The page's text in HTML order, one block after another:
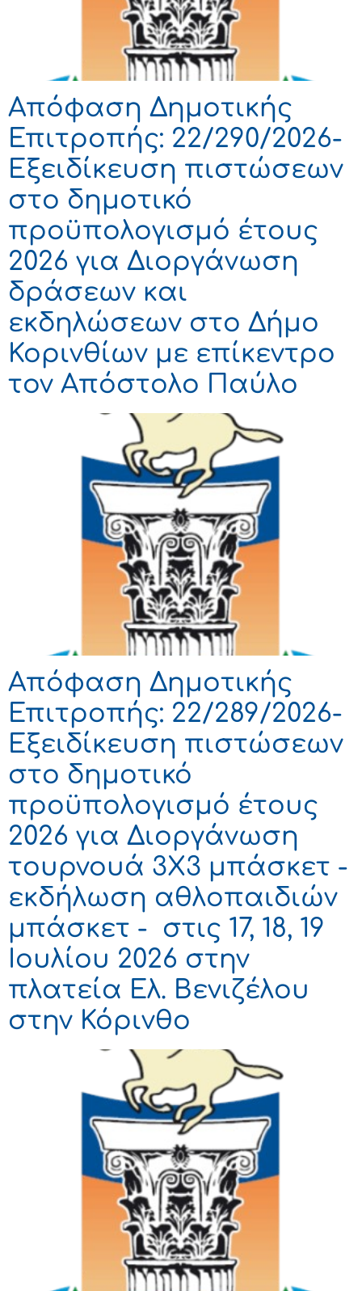
Απόφαση Δημοτικής
Επιτροπής: 22/290/2026-
Εξειδίκευση πιστώσεων
στο δημοτικό
προϋπολογισμό έτους
2026 για Διοργάνωση
δράσεων και
εκδηλώσεων στο Δήμο
Κορινθίων με επίκεντρο
τον Απόστολο Παύλο
Απόφαση Δημοτικής
Επιτροπής: 22/289/2026-
Εξειδίκευση πιστώσεων
στο δημοτικό
προϋπολογισμό έτους
2026 για Διοργάνωση
τουρνουά 3Χ3 μπάσκετ -
εκδήλωση αθλοπαιδιών
μπάσκετ - στις 17, 18, 19
Ιουλίου 2026 στην
πλατεία Ελ. Βενιζέλου
στην Κόρινθο